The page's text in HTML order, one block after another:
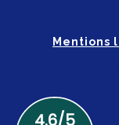
Mentions